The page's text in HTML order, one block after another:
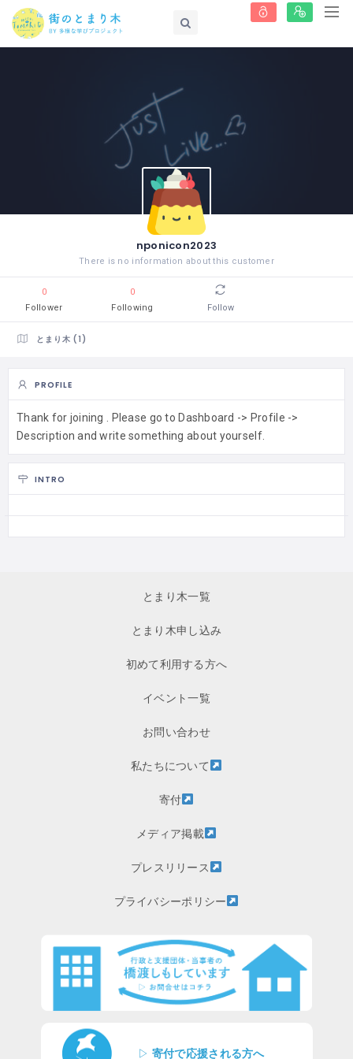
nponicon2023
There is no information about this customer
0
Follower
0
Following
Follow
とまり木 (1)
PROFILE
Thank for joining . Please go to Dashboard -> Profile ->
Description and write something about yourself.
INTRO
とまり木一覧
とまり木申し込み
初めて利用する方へ
イベント一覧
お問い合わせ
私たちについて
寄付
メディア掲載
プレスリリース
プライバシーポリシー
▷ 寄付で応援される方へ